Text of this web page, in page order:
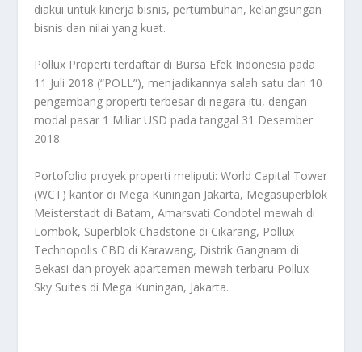
diakui untuk kinerja bisnis, pertumbuhan, kelangsungan
bisnis dan nilai yang kuat.
Pollux Properti terdaftar di Bursa Efek Indonesia pada
11 Juli 2018 (“POLL”), menjadikannya salah satu dari 10
pengembang properti terbesar di negara itu, dengan
modal pasar 1 Miliar USD pada tanggal 31 Desember
2018.
Portofolio proyek properti meliputi: World Capital Tower
(WCT) kantor di Mega Kuningan Jakarta, Megasuperblok
Meisterstadt di Batam, Amarsvati Condotel mewah di
Lombok, Superblok Chadstone di Cikarang, Pollux
Technopolis CBD di Karawang, Distrik Gangnam di
Bekasi dan proyek apartemen mewah terbaru Pollux
Sky Suites di Mega Kuningan, Jakarta.